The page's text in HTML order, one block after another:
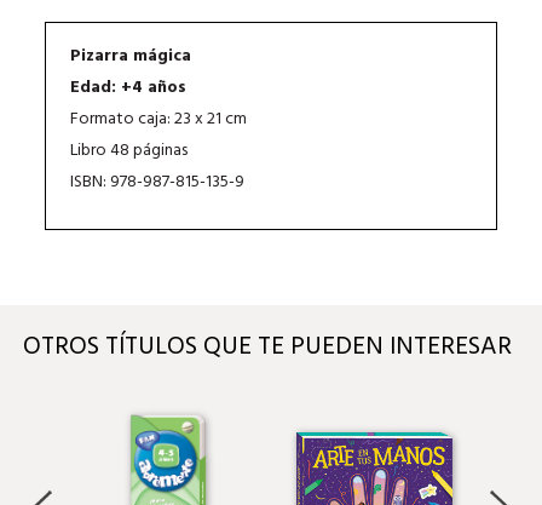
Pizarra mágica
Edad: +4 años
Formato caja: 23 x 21 cm
Libro 48 páginas
ISBN: 978-987-815-135-9
OTROS TÍTULOS QUE TE PUEDEN INTERESAR